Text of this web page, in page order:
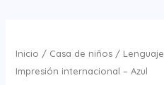
Inicio / Casa de niños/ Lenguaje
Impresión internacional – Azul
impreso:
Impresión